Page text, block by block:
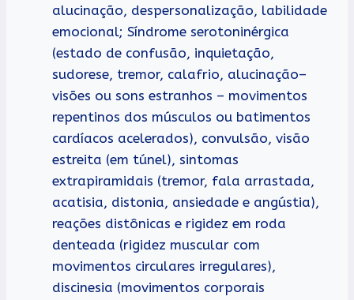
alucinação, despersonalização, labilidade
emocional; Síndrome serotoninérgica
(estado de confusão, inquietação,
sudorese, tremor, calafrio, alucinação–
visões ou sons estranhos – movimentos
repentinos dos músculos ou batimentos
cardíacos acelerados), convulsão, visão
estreita (em túnel), sintomas
extrapiramidais (tremor, fala arrastada,
acatisia, distonia, ansiedade e angústia),
reações distônicas e rigidez em roda
denteada (rigidez muscular com
movimentos circulares irregulares),
discinesia (movimentos corporais